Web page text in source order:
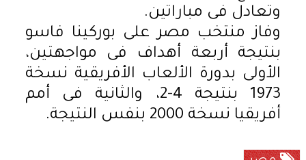
وتعادل فى مباراتين.
وفاز منتخب مصر على بوركينا فاسو
بنتيجة أربعة أهداف فى مواجهتين،
الأولى بدورة الألعاب الأفريقية نسخة
1973 بنتيجة 4-2، والثانية فى أمم
أفريقيا نسخة 2000 بنفس النتيجة.